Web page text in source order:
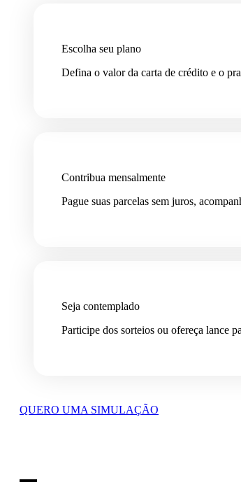
Escolha seu plano
Defina o valor da carta de crédito e o
Contribua mensalmente
Pague suas parcelas sem juros,
Seja contemplado
Participe dos sorteios ou ofereça lance
QUERO UMA SIMULAÇÃO